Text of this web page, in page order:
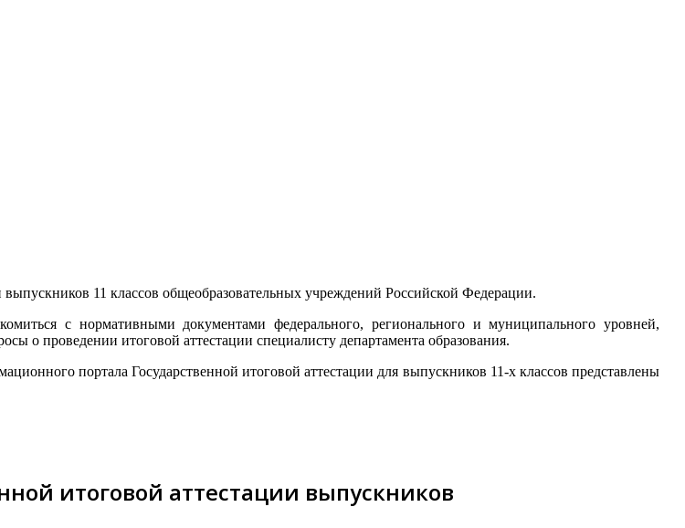
11 классов общеобразовательных учреждений Российской Федерации.
с нормативными документами федерального, регионального и муниципального уровней,
о проведении итоговой аттестации специалисту департамента образования.
портала Государственной итоговой аттестации для выпускников 11-x классов представлены
итоговой аттестации выпускников